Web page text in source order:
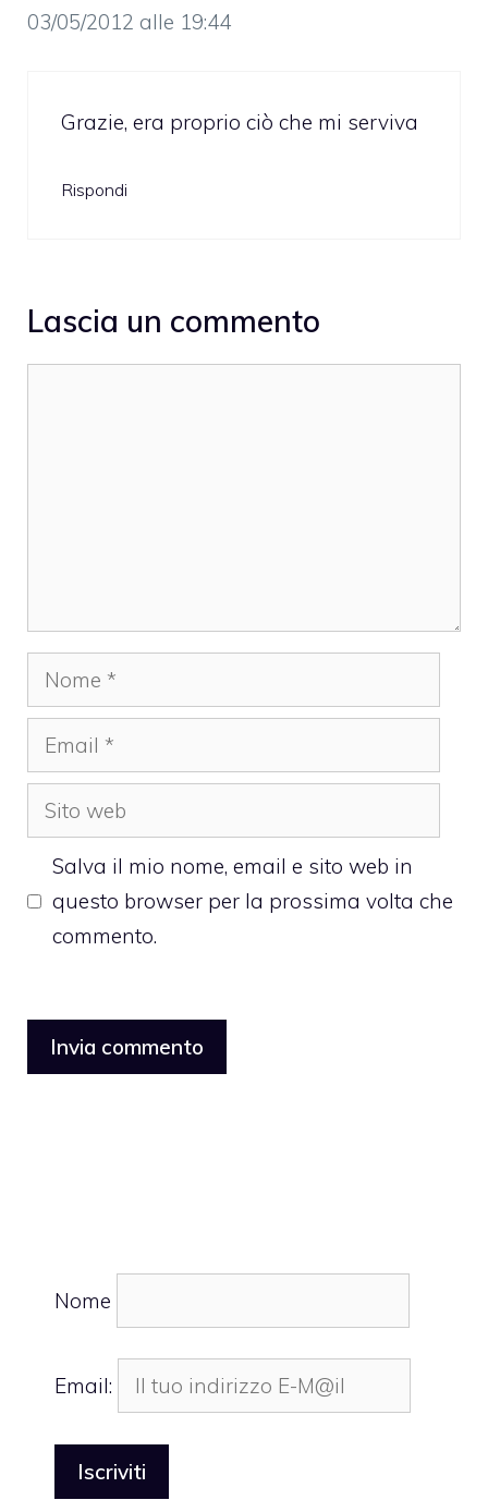
03/05/2012 alle 19:44
Grazie, era proprio ciò che mi serviva
Rispondi
Lascia un commento
Nome
Email
Sito
web
Salva il mio nome, email e sito web in
questo browser per la prossima volta che
commento.
Nome
Email: